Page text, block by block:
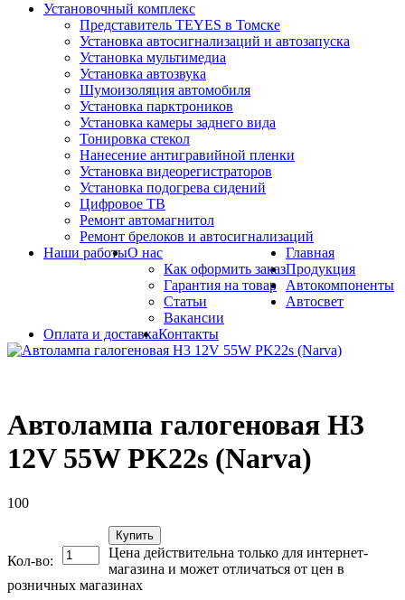
Установочный комплекс
Представитель TEYES в Томске
Установка автосигнализаций и автозапуска
Установка мультимедиа
Установка автозвука
Шумоизоляция автомобиля
Установка парктроников
Установка камеры заднего вида
Тонировка стекол
Нанесение антигравийной пленки
Установка видеорегистраторов
Установка подогрева сидений
Цифровое ТВ
Ремонт автомагнитол
Ремонт брелоков и автосигнализаций
Наши работыО нас
Как оформить заказ
Гарантия на товар
Статьи
Вакансии
Оплата и доставкаКонтакты
Главная
Продукция
Автокомпоненты
Автосвет
Автолампа галогеновая H3
12V 55W PK22s (Narva)
100
Кол-во:
Купить
Цена действительна только для интернет-
магазина и может отличаться от цен в
розничных магазинах